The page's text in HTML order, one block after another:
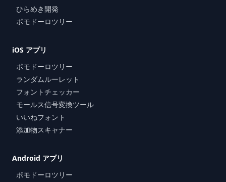
ひらめき開発
ポモドーロツリー
iOS アプリ
ポモドーロツリー
ランダムルーレット
フォントチェッカー
モールス信号変換ツール
いいねフォント
添加物スキャナー
Android アプリ
ポモドーロツリー